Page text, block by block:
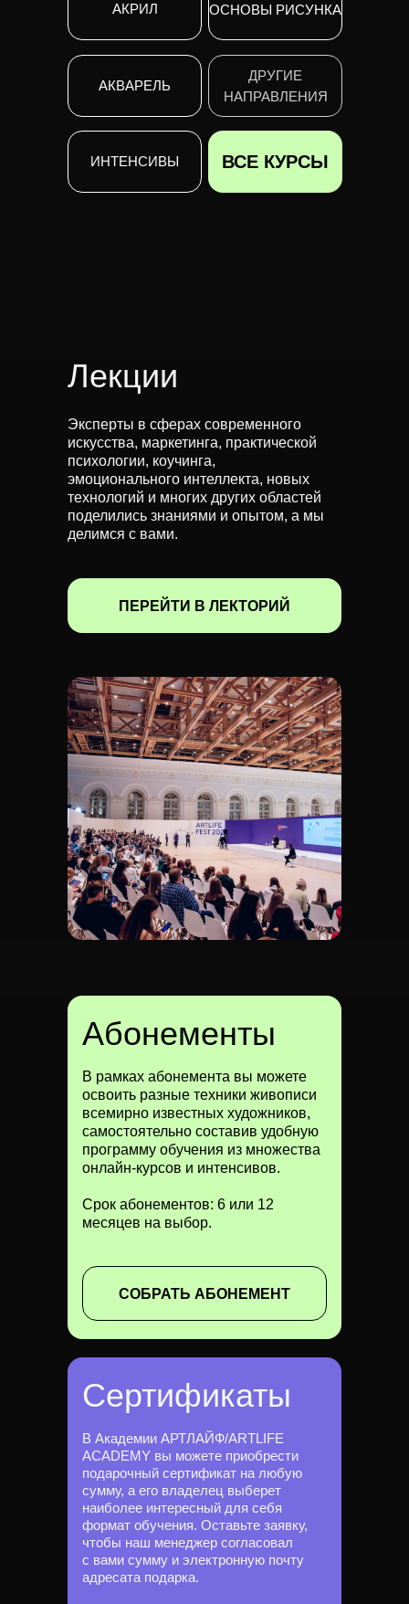
АКРИЛ
АКВАРЕЛЬ
ИНТЕНСИВЫ ВСЕ КУРСЫ
ОСНОВЫ РИСУНКА
ДРУГИЕ
НАПРАВЛЕНИЯ
Лекции
ПЕРЕЙТИ В ЛЕКТОРИЙ
Эксперты в сферах современного
искусства, маркетинга, практической
психологии, коучинга,
эмоционального интеллекта, новых
технологий и многих других областей
поделились знаниями и опытом, а мы
делимся с вами.
Абонементы
В рамках абонемента вы можете
освоить разные техники живописи
всемирно известных художников,
самостоятельно составив удобную
программу обучения из множества
онлайн-курсов и интенсивов.
Срок абонементов: 6 или 12
месяцев на выбор.
СОБРАТЬ АБОНЕМЕНТ
Сертификаты
В Академии АРТЛАЙФ/ARTLIFE
ACADEMY вы можете приобрести
подарочный сертификат на любую
сумму, а его владелец выберет
наиболее интересный для себя
формат обучения. Оставьте заявку,
чтобы наш менеджер согласовал
с вами сумму и электронную почту
адресата подарка.